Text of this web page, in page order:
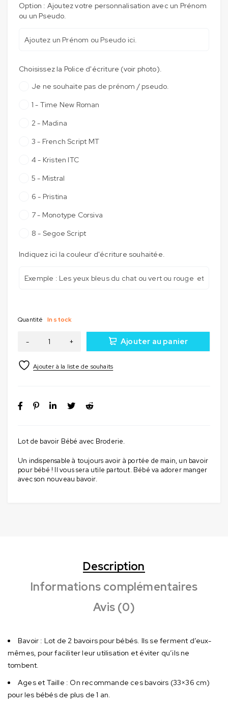
Lot de bavoir Bébé avec Broderie.
Un indispensable à toujours avoir à portée de main, un bavoir
pour bébé ! Il vous sera utile partout. Bébé va adorer manger
avec son nouveau bavoir.
Option : Ajoutez votre personnalisation avec un Prénom
ou un Pseudo.
Choisissez la Police d'écriture (voir photo).
Je ne souhaite pas de prénom / pseudo.
1 - Time New Roman
2 - Madina
3 - French Script MT
4 - Kristen ITC
5 - Mistral
6 - Pristina
7 - Monotype Corsiva
8 - Segoe Script
Indiquez ici la couleur d'écriture souhaitée.
Quantité In stock
Ajouter au panier
Description
Informations complémentaires
Avis (0)
Bavoir : Lot de 2 bavoirs pour bébés. Ils se ferment d’eux-
mêmes, pour faciliter leur utilisation et éviter qu’ils ne
tombent.
Ages et Taille : On recommande ces bavoirs (33×36 cm)
pour les bébés de plus de 1 an.